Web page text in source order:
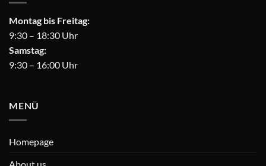
Montag bis Freitag:
9:30 – 18:30 Uhr
Samstag:
9:30 – 16:00 Uhr
MENÜ
Homepage